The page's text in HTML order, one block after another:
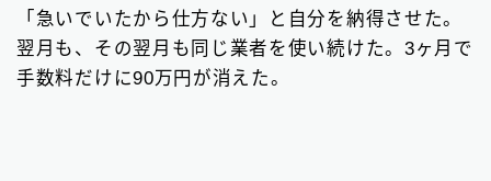
▼無料の見積もりがオススメ
「急いでいたから仕方ない」と自分を納得させた。
翌月も、その翌月も同じ業者を使い続けた。3ヶ月で
手数料だけに90万円が消えた。